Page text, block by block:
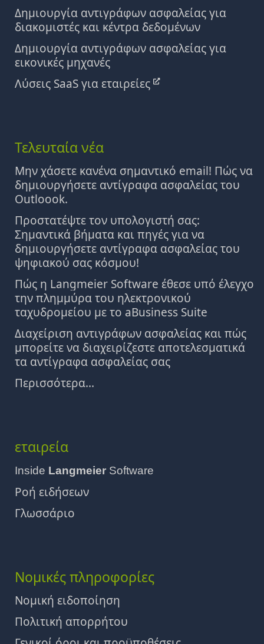
Δημιουργία αντιγράφων ασφαλείας για
διακομιστές και κέντρα δεδομένων
Δημιουργία αντιγράφων ασφαλείας για
εικονικές μηχανές
Λύσεις SaaS για εταιρείες
Τελευταία νέα
Μην χάσετε κανένα σημαντικό email! Πώς να
δημιουργήσετε αντίγραφα ασφαλείας του
Outloook.
Προστατέψτε τον υπολογιστή σας:
Σημαντικά βήματα και πηγές για να
δημιουργήσετε αντίγραφα ασφαλείας του
ψηφιακού σας κόσμου!
Πώς η Langmeier Software έθεσε υπό έλεγχο
την πλημμύρα του ηλεκτρονικού
ταχυδρομείου με το aBusiness Suite
Διαχείριση αντιγράφων ασφαλείας και πώς
μπορείτε να διαχειρίζεστε αποτελεσματικά
τα αντίγραφα ασφαλείας σας
Περισσότερα...
εταιρεία
Inside Langmeier Software
Ροή ειδήσεων
Γλωσσάριο
Νομικές πληροφορίες
Νομική ειδοποίηση
Πολιτική απορρήτου